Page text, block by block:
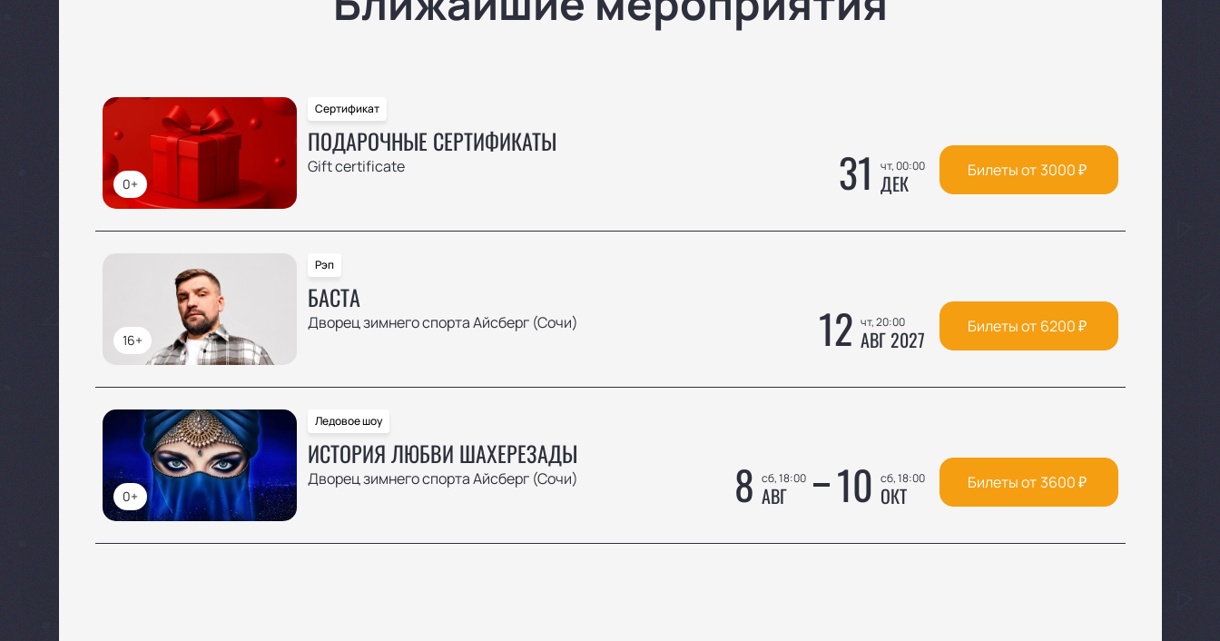
0+
Сертификат
ПОДАРОЧНЫЕ СЕРТИФИКАТЫ
Gift certificate 31 чт, 00:00
ДЕК Билеты от 3000₽
16+
Рэп
БАСТА
Дворец зимнего спорта Айсберг (Сочи) 12 чт, 20:00
АВГ 2027 Билеты от 6200₽
0+
Ледовое шоу
ИСТОРИЯ ЛЮБВИ ШАХЕРЕЗАДЫ
Дворец зимнего спорта Айсберг (Сочи) 8 сб, 18:00
АВГ 10 сб, 18:00
ОКТ Билеты от 3600₽